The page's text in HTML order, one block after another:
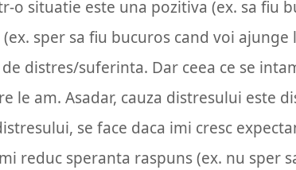
o situatie este una pozitiva (ex. sa fiu
sper sa fiu bucuros cand voi
distres/suferinta. Dar ceea ce se
le am. Asadar, cauza distresului este
se face daca imi cresc
reduc speranta raspuns (ex. nu sper